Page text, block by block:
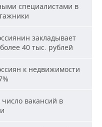
специалистами в
закладывает
40 тыс. рублей
к недвижимости
вакансий в